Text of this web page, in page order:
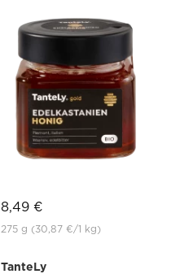
8,49 €
275 g (30,87 €/1 kg)
TanteLy